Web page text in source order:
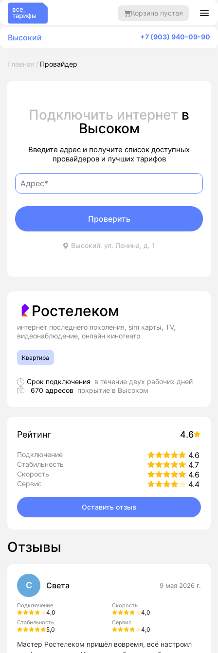
Корзина пустая
Высокий +7 (903) 940-09-90
Главная Провайдер
Подключить интернет в
Высоком
Введите адрес и получите список доступных
провайдеров и лучших тарифов
Высокий, ул. Ленина, д. 1
Проверить
Ростелеком
интернет последнего поколения, sim карты, TV,
видеонаблюдение, онлайн кинотеатр
Квартира
Срок подключения в течение двух рабочих дней
670 адресов покрытие в Высоком
Рейтинг 4.6
Подключение 4.6
Стабильность 4.7
Скорость 4.6
Сервис 4.4
Оставить отзыв
Отзывы
С Света 9 мая 2026 г.
Подключение
4,0
Скорость
4,0
Стабильность
5,0
Сервис
4,0
Мастер Ростелеком пришёл вовремя, всё настроил